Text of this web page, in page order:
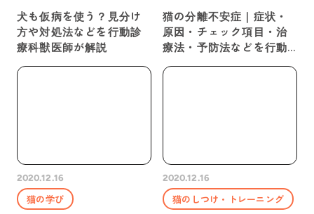
犬も仮病を使う？見分け
方や対処法などを行動診
療科獣医師が解説
猫の分離不安症｜症状・
原因・チェック項目・治
療法・予防法などを行動
2020.12.16
猫の学び
2020.12.16
猫のしつけ・トレーニング